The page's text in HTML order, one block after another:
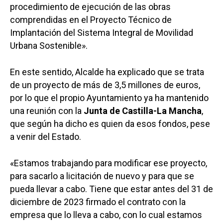
procedimiento de ejecución de las obras
comprendidas en el Proyecto Técnico de
Implantación del Sistema Integral de Movilidad
Urbana Sostenible».
En este sentido, Alcalde ha explicado que se trata
de un proyecto de más de 3,5 millones de euros,
por lo que el propio Ayuntamiento ya ha mantenido
una reunión con la Junta de Castilla-La Mancha,
que según ha dicho es quien da esos fondos, pese
a venir del Estado.
«Estamos trabajando para modificar ese proyecto,
para sacarlo a licitación de nuevo y para que se
pueda llevar a cabo. Tiene que estar antes del 31 de
diciembre de 2023 firmado el contrato con la
empresa que lo lleva a cabo, con lo cual estamos